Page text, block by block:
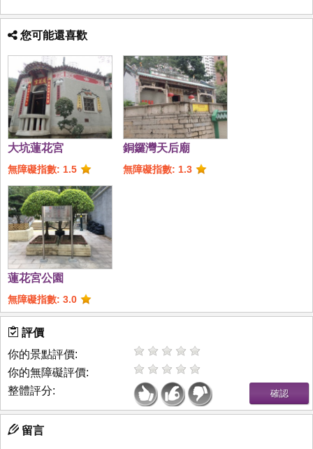
您可能還喜歡
大坑蓮花宮
無障礙指數: 1.5
銅鑼灣天后廟
無障礙指數: 1.3
蓮花宮公園
無障礙指數: 3.0
評價
你的景點評價:
你的無障礙評價:
整體評分:
留言